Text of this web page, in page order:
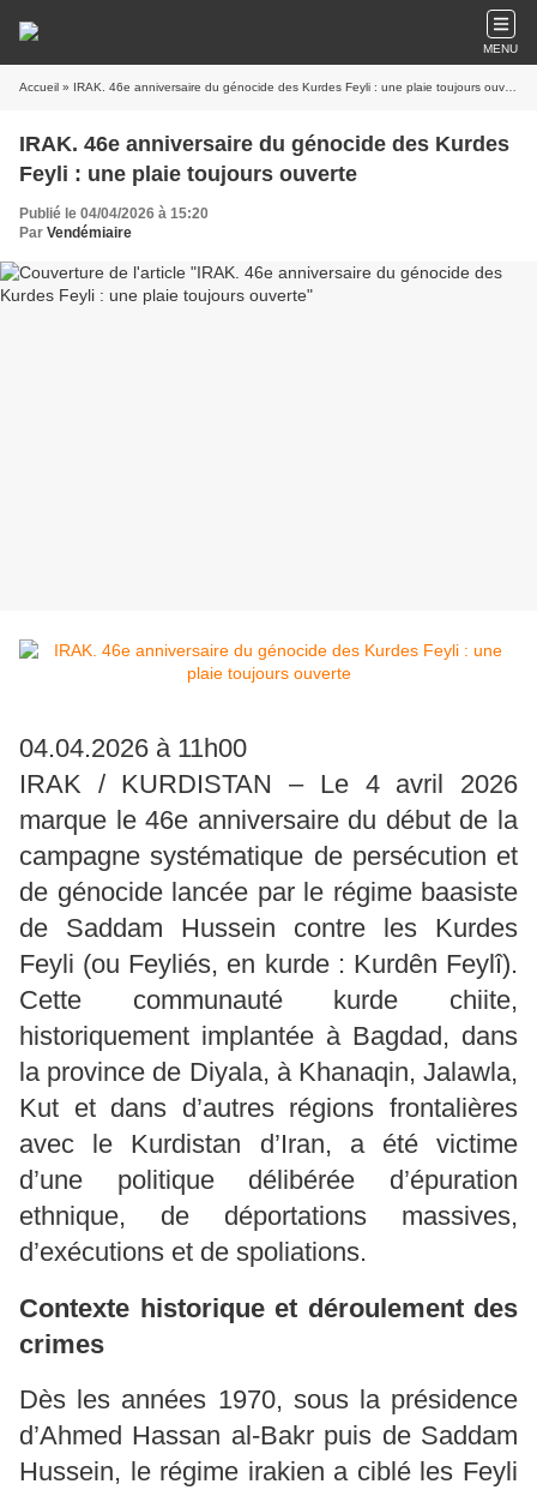
MENU
Accueil » IRAK. 46e anniversaire du génocide des Kurdes Feyli : une plaie toujours ouverte
IRAK. 46e anniversaire du génocide des Kurdes
Feyli : une plaie toujours ouverte
Publié le 04/04/2026 à 15:20
Par Vendémiaire
04.04.2026 à 11h00
IRAK / KURDISTAN – Le 4 avril 2026
marque le 46e anniversaire du début de la
campagne systématique de persécution et
de génocide lancée par le régime baasiste
de Saddam Hussein contre les Kurdes
Feyli (ou Feyliés, en kurde : Kurdên Feylî).
Cette communauté kurde chiite,
historiquement implantée à Bagdad, dans
la province de Diyala, à Khanaqin, Jalawla,
Kut et dans d’autres régions frontalières
avec le Kurdistan d’Iran, a été victime
d’une politique délibérée d’épuration
ethnique, de déportations massives,
d’exécutions et de spoliations.
Contexte historique et déroulement des
crimes
Dès les années 1970, sous la présidence
d’Ahmed Hassan al-Bakr puis de Saddam
Hussein, le régime irakien a ciblé les Feyli